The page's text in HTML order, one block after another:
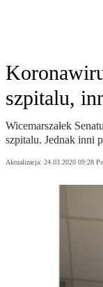
szpitalu,
Wicemarszałek
szpitalu. Jednak inni
Aktualizacja: 24.03.2020 09:28